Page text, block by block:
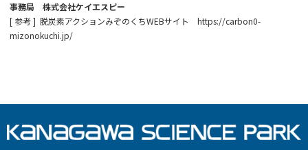
事務局 株式会社ケイエスピー
[ 参考 ]脱炭素アクションみぞのくちWEBサイト https://carbon0-
mizonokuchi.jp/